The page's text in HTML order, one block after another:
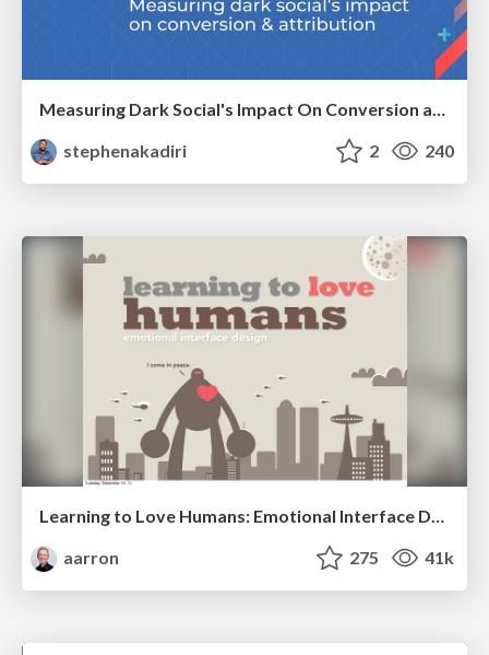
stephenakadiri
2 240
Learning to Love Humans: Emotional Interface Design
aarron
275 41k